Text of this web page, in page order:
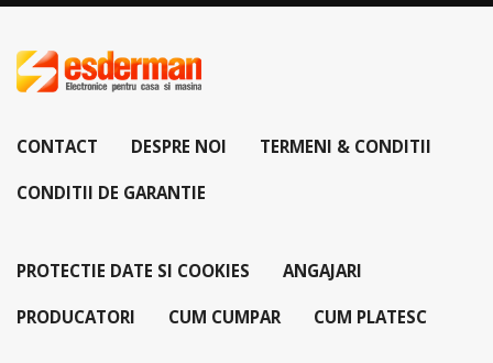
CONTACT DESPRE NOI TERMENI & CONDITII
CONDITII DE GARANTIE
PROTECTIE DATE SI COOKIES ANGAJARI
PRODUCATORI CUM CUMPAR CUM PLATESC